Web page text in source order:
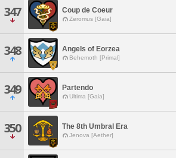
347 Coup de Coeur
Zeromus [Gaia]
348 Angels of Eorzea
Behemoth [Primal]
349 Partendo
Ultima [Gaia]
350 The 8th Umbral Era
Jenova [Aether]